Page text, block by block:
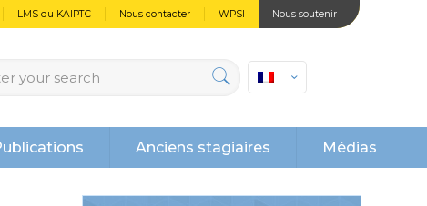
LMS du KAIPTC Nous contacter WPSI Nous soutenir
Anciens stagiaires Médias